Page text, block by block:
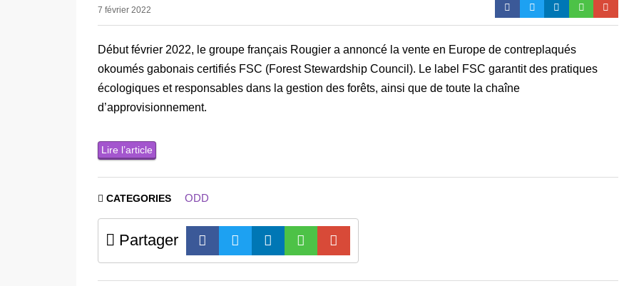
7 février 2022
Début février 2022, le groupe français Rougier a annoncé la vente en Europe de contreplaqués
okoumés gabonais certifiés FSC (Forest Stewardship Council). Le label FSC garantit des pratiques
écologiques et responsables dans la gestion des forêts, ainsi que de toute la chaîne
d’approvisionnement.
Lire l’article
CATEGORIES ODD
Partager